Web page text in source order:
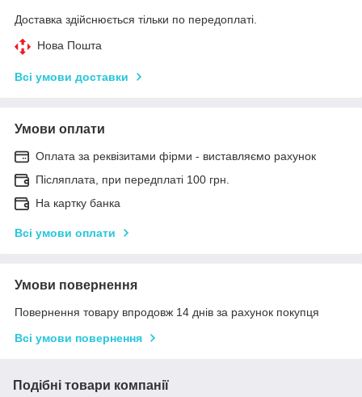
Доставка здійснюється тільки по передоплаті.
Нова Пошта
Всі умови доставки
Умови оплати
Оплата за реквізитами фірми - виставляємо рахунок
Післяплата, при передплаті 100 грн.
На картку банка
Всі умови оплати
Умови повернення
Повернення товару впродовж 14 днів за рахунок покупця
Всі умови повернення
Подібні товари компанії